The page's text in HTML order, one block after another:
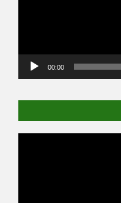
00:00